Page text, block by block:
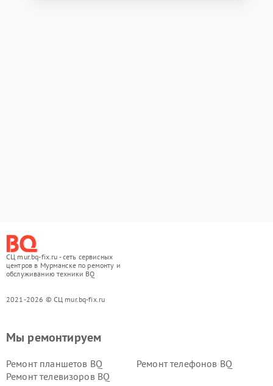
СЦ mur.bq-fix.ru - сеть сервисных
центров в Мурманске по ремонту и
обслуживанию техники BQ
2021-2026 © СЦ mur.bq-fix.ru
Мы ремонтируем
Ремонт планшетов BQ
Ремонт телефонов BQ
Ремонт телевизоров BQ